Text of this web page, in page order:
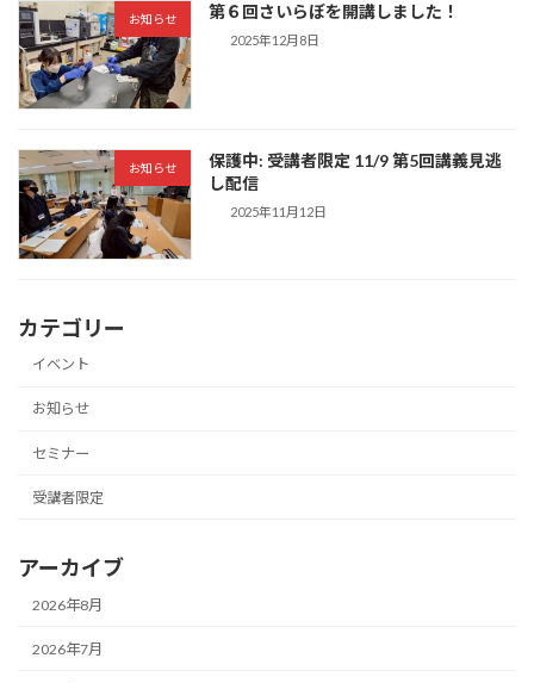
お知らせ 第６回さいらぼを開講しました！
2025年12月8日
お知らせ
保護中: 受講者限定 11/9 第5回講義見逃
し配信
2025年11月12日
カテゴリー
イベント
お知らせ
セミナー
受講者限定
アーカイブ
2026年8月
2026年7月